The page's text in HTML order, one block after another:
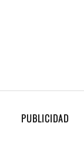
PUBLICIDAD